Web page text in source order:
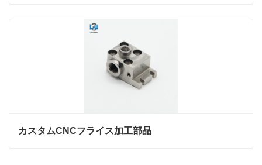
カスタムCNCフライス加工部品